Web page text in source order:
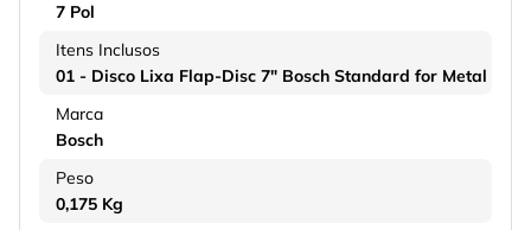
7 Pol
Itens Inclusos
01 - Disco Lixa Flap-Disc 7" Bosch Standard for Metal
Marca
Bosch
Peso
0,175 Kg